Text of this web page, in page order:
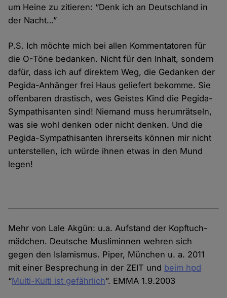
um Heine zu zitieren: “Denk ich an Deutschland in
der Nacht…”
P.S. Ich möchte mich bei allen Kommentatoren für
die O-Töne bedanken. Nicht für den Inhalt, sondern
dafür, dass ich auf direktem Weg, die Gedanken der
Pegida-Anhänger frei Haus geliefert bekomme. Sie
offenbaren drastisch, wes Geistes Kind die Pegida-
Sympathisanten sind! Niemand muss herumrätseln,
was sie wohl denken oder nicht denken. Und die
Pegida-Sympathisanten ihrerseits können mir nicht
unterstellen, ich würde ihnen etwas in den Mund
legen!
Mehr von Lale Akgün: u.a. Aufstand der Kopftuch­
mädchen. Deutsche Musliminnen wehren sich
gegen den Islamismus. Piper, München u. a. 2011
mit einer Besprechung in der ZEIT und beim hpd
“Multi-Kulti ist gefährlich”. EMMA 1.9.2003